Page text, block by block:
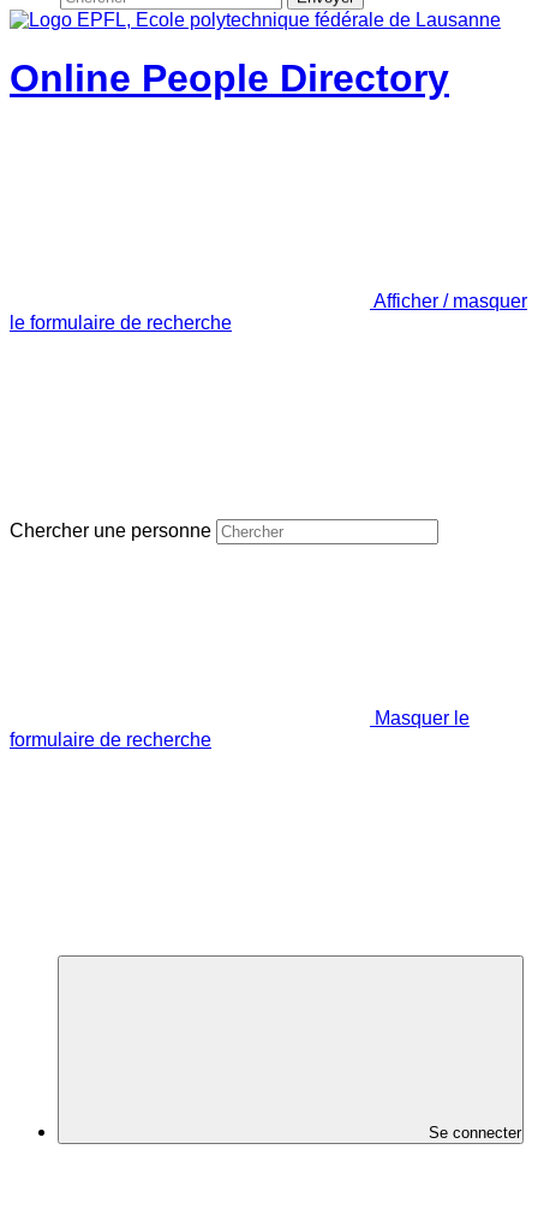
Online People Directory
Afficher / masquer
le formulaire de recherche
Chercher une personne
Masquer le
formulaire de recherche
Se connecter